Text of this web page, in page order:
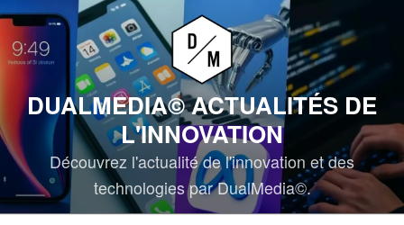
Aller
au
contenu
DUALMEDIA© ACTUALITÉS DE
L'INNOVATION
Découvrez l'actualité de l'innovation et des
technologies par DualMedia©.